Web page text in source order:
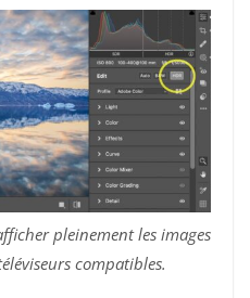
pleinement les images
compatibles.